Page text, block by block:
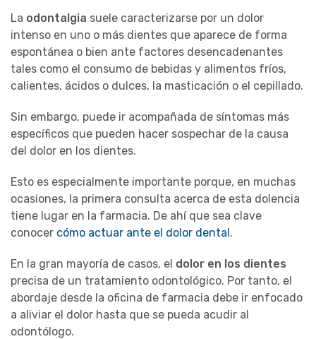
La odontalgia suele caracterizarse por un dolor
intenso en uno o más dientes que aparece de forma
espontánea o bien ante factores desencadenantes
tales como el consumo de bebidas y alimentos fríos,
calientes, ácidos o dulces, la masticación o el cepillado.
Sin embargo, puede ir acompañada de síntomas más
específicos que pueden hacer sospechar de la causa
del dolor en los dientes.
Esto es especialmente importante porque, en muchas
ocasiones, la primera consulta acerca de esta dolencia
tiene lugar en la farmacia. De ahí que sea clave
conocer cómo actuar ante el dolor dental.
En la gran mayoría de casos, el dolor en los dientes
precisa de un tratamiento odontológico. Por tanto, el
abordaje desde la oficina de farmacia debe ir enfocado
a aliviar el dolor hasta que se pueda acudir al
odontólogo.